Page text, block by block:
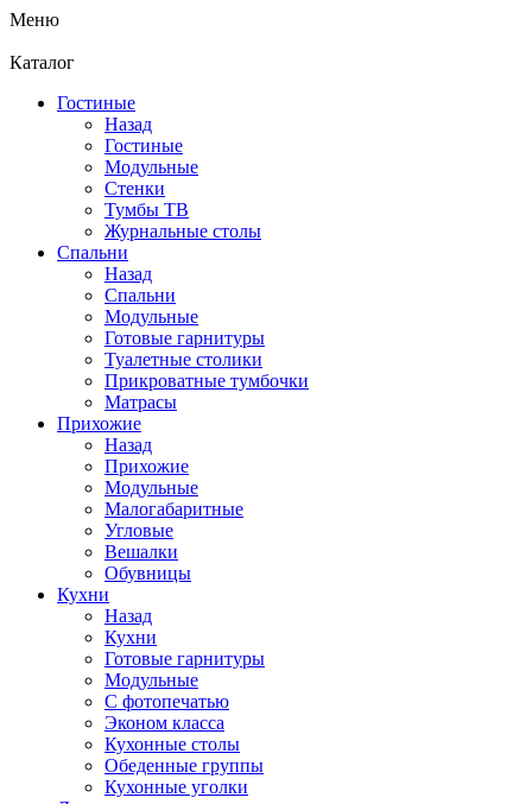
Меню
Каталог
Гостиные
Назад
Гостиные
Модульные
Стенки
Тумбы ТВ
Журнальные столы
Спальни
Назад
Спальни
Модульные
Готовые гарнитуры
Туалетные столики
Прикроватные тумбочки
Матрасы
Прихожие
Назад
Прихожие
Модульные
Малогабаритные
Угловые
Вешалки
Обувницы
Кухни
Назад
Кухни
Готовые гарнитуры
Модульные
С фотопечатью
Эконом класса
Кухонные столы
Обеденные группы
Кухонные уголки